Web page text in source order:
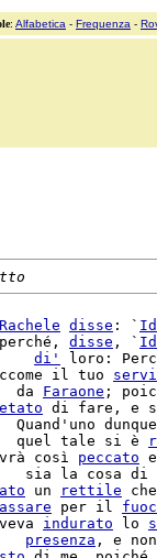
: Alfabetica - Frequenza -
Rachele disse : `
disse , `
di'
loro:
il tuo
da
Faraone ;
di fare, e
Quand'uno
tale si è
così
peccato
sia la cosa
un rettile
per il
indurato lo
presenza , e